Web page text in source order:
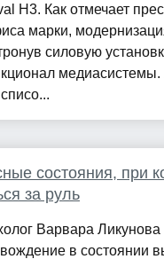
H3. Как отмечает
марки,
силовую
состояния, при
за руль
Варвара Ликунова
в состоянии